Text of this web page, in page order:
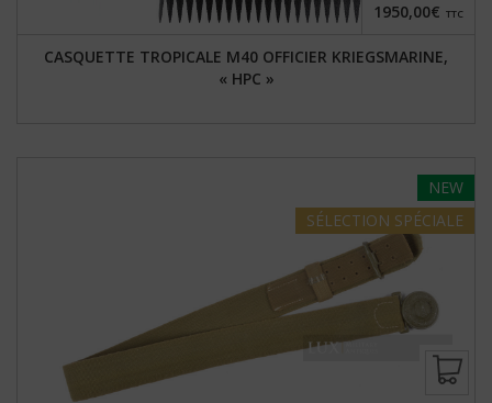
CASQUETTE TROPICALE M40 OFFICIER KRIEGSMARINE,
« HPC »
1950,00€ TTC
NEW
SÉLECTION SPÉCIALE